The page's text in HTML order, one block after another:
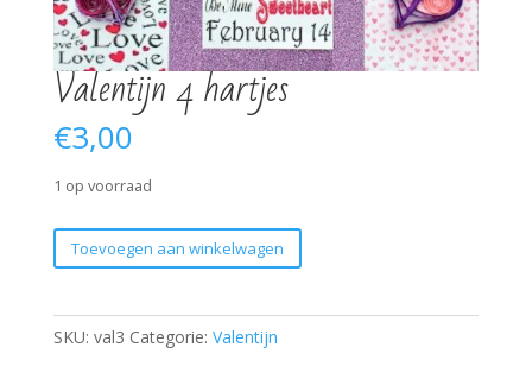
Valentijn 4 hartjes
€3,00
1 op voorraad
Valentijn
4
aantal
Toevoegen aan winkelwagen
SKU: val3 Categorie: Valentijn